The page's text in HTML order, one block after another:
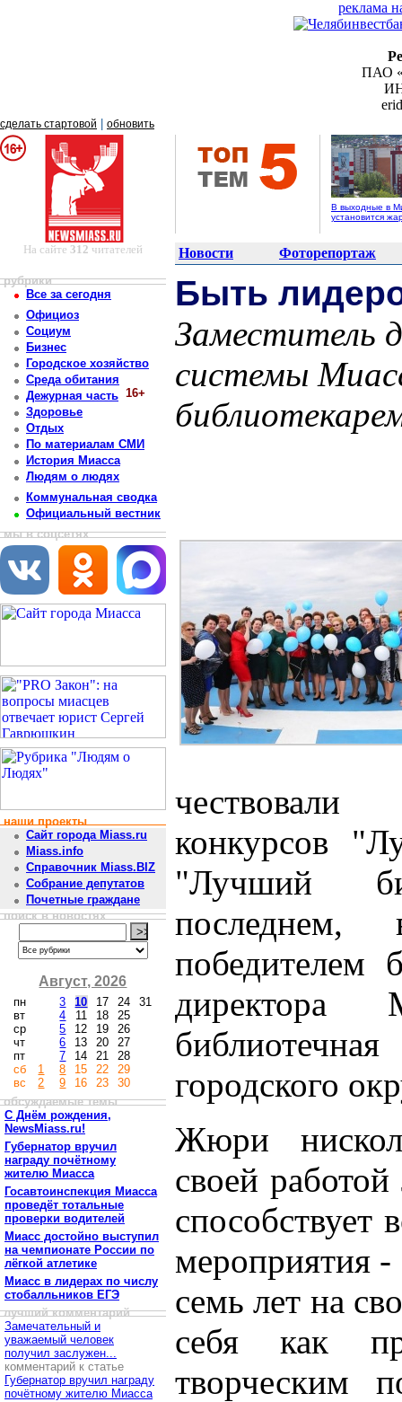
реклама
ПАО
сделать стартовой обновить
В выходные в
установится
На сайте 312 читателей Новости Фоторепортаж
рубрики
Все за сегодня
Официоз
Социум
Бизнес
Городское хозяйство
Среда обитания
Дежурная часть 16+
Здоровье
Отдых
По материалам СМИ
История Миасса
Людям о людях
Коммунальная сводка
Официальный вестник
мы в соцсетях
наши проекты
Сайт города Miass.ru
Miass.info
Справочник Miass.BIZ
Собрание депутатов
Почетные граждане
поиск в новостях
Август, 2026
пн
вт
ср
чт
пт
сб
вс
1
2
3
4
5
6
7
8
9
10
11
12
13
14
15
16
17
18
19
20
21
22
23
24
25
26
27
28
29
30
31
обсуждаемые темы
С Днём рождения,
NewsMiass.ru!
Губернатор вручил
награду почётному
жителю Миасса
Госавтоинспекция Миасса
проведёт тотальные
проверки водителей
Миасс достойно выступил
на чемпионате России по
лёгкой атлетике
Миасс в лидерах по числу
стобалльников ЕГЭ
лучший комментарий
Замечательный и
уважаемый человек
получил заслужен...
комментарий к статье
Губернатор вручил награду
почётному жителю Миасса
Быть
Заместитель
системы
чествовали
конкурсов
"Лучший
победителем
директора
городского
Жюри
своей
способствует
мероприятия -
семь лет на
себя как
творческим